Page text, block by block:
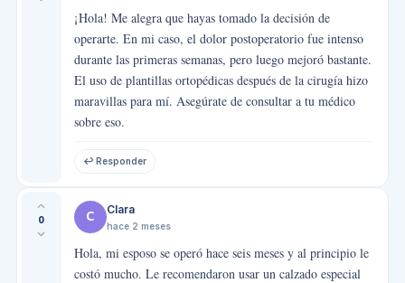
¡Hola! Me alegra que hayas tomado la decisión de
operarte. En mi caso, el dolor postoperatorio fue intenso
durante las primeras semanas, pero luego mejoró bastante.
El uso de plantillas ortopédicas después de la cirugía hizo
maravillas para mí. Asegúrate de consultar a tu médico
sobre eso.
↩ Responder
0 C Clara
hace 2 meses
Hola, mi esposo se operó hace seis meses y al principio le
costó mucho. Le recomendaron usar un calzado especial